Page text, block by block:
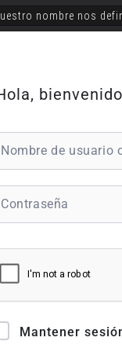
nombre nos
Mantener